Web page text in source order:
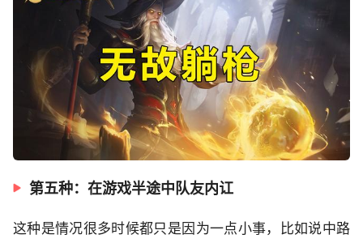
第五种：在游戏半途中队友内讧
这种是情况很多时候都只是因为一点小事，比如说中路